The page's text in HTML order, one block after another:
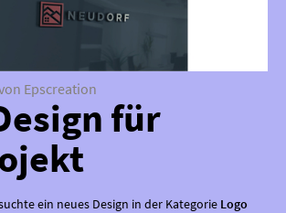
Epscreation
für
ein neues Design in der Kategorie Logo